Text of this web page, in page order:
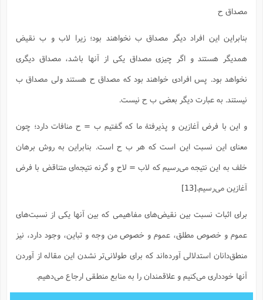
مصداق ح
بنابراین این افراد دیگر مصداق ب نخواهند بود؛ زیرا لاب و ب نقیض
همدیگر هستند و اگر چیزی مصداق یکی از آنها باشد، مصداق دیگری
نخواهد بود. پس افرادی خواهند بود که مصداق ح هستند ولی مصداق ب
نیستند. به عبارت دیگر بعضی ب ح نیست.
و این با فرض آغازین و پذیرفتۀ ما که گفتیم ب = ح منافات دارد؛ چون
معنای این نسبت این است که هر ب ح است. بنابراین به روش برهان
خلف به این نتیجه می‌رسیم که لاب = لاح و گرنه نتیجه‌ای متناقض با فرض
آغازین می‌رسیم.[13]
برای اثبات نسبت بین نقیض‌های مفاهیمی که بین آنها یکی از نسبت‌های
عموم و خصوص مطلق، عموم و خصوص من وجه و تباین، وجود دارد، نیز
منطق‌دانان استدلالی آورده‌اند که برای طولانی‌تر نشدن این مقاله از آوردن
آنها خودداری می‌کنیم و علاقمندان را به منابع منطقی ارجاع می‌دهیم.